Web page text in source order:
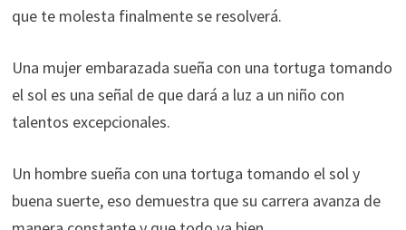
que te molesta finalmente se resolverá.
Una mujer embarazada sueña con una tortuga tomando
el sol es una señal de que dará a luz a un niño con
talentos excepcionales.
Un hombre sueña con una tortuga tomando el sol y
buena suerte, eso demuestra que su carrera avanza de